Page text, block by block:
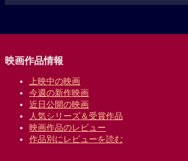
映画作品情報
上映中の映画
今週の新作映画
近日公開の映画
人気シリーズ＆受賞作品
映画作品のレビュー
作品別にレビューを読む